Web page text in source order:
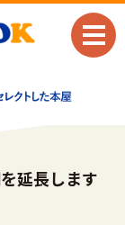
延長します